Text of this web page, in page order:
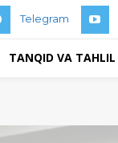
Telegram
TANQID VA TAHLIL